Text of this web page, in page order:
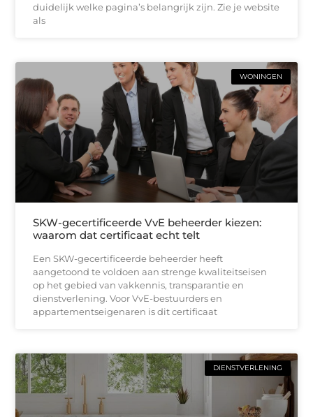
duidelijk welke pagina’s belangrijk zijn. Zie je website
als
WONINGEN
SKW-gecertificeerde VvE beheerder kiezen:
waarom dat certificaat echt telt
Een SKW-gecertificeerde beheerder heeft
aangetoond te voldoen aan strenge kwaliteitseisen
op het gebied van vakkennis, transparantie en
dienstverlening. Voor VvE-bestuurders en
appartementseigenaren is dit certificaat
DIENSTVERLENING